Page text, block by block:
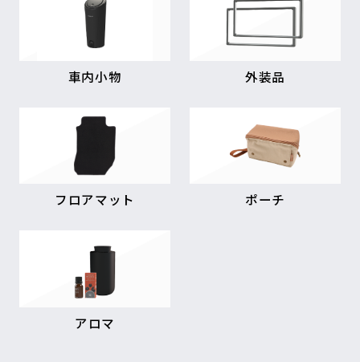
車内小物 外装品
フロアマット ポーチ
アロマ